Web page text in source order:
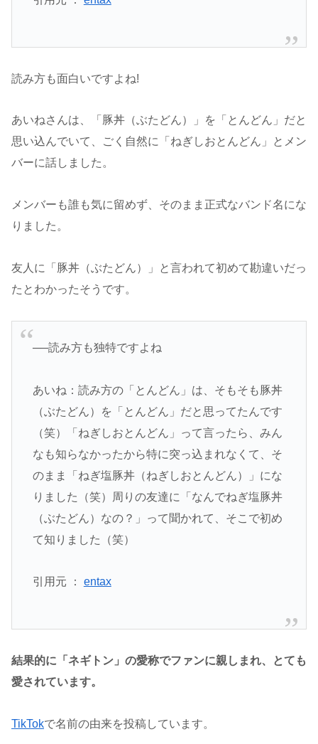
読み方も面白いですよね!
あいねさんは、「豚丼（ぶたどん）」を「とんどん」だと
思い込んでいて、ごく自然に「ねぎしおとんどん」とメン
バーに話しました。
メンバーも誰も気に留めず、そのまま正式なバンド名にな
りました。
友人に「豚丼（ぶたどん）」と言われて初めて勘違いだっ
たとわかったそうです。
──読み方も独特ですよね
あいね：読み方の「とんどん」は、そもそも豚丼
（ぶたどん）を「とんどん」だと思ってたんです
（笑）「ねぎしおとんどん」って言ったら、みん
なも知らなかったから特に突っ込まれなくて、そ
のまま「ねぎ塩豚丼（ねぎしおとんどん）」にな
りました（笑）周りの友達に「なんでねぎ塩豚丼
（ぶたどん）なの？」って聞かれて、そこで初め
て知りました（笑）
引用元 ： entax
結果的に「ネギトン」の愛称でファンに親しまれ、とても
愛されています。
TikTokで名前の由来を投稿しています。